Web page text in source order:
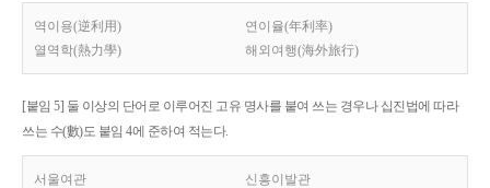
역이용(逆利用)
연이율(年利率)
열역학(熱力學)
해외여행(海外旅行)
[붙임 5] 둘 이상의 단어로 이루어진 고유 명사를 붙여 쓰는 경우나 십진법에 따라
쓰는 수(數)도 붙임 4에 준하여 적는다.
서울여관 신흥이발관